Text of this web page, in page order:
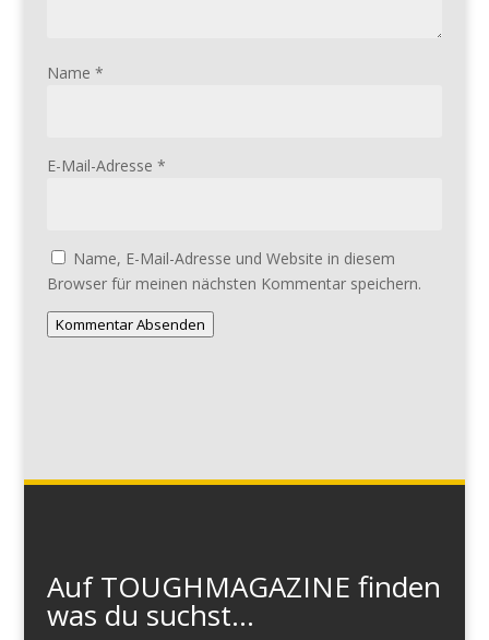
Name *
E-Mail-Adresse *
Name, E-Mail-Adresse und Website in diesem
Browser für meinen nächsten Kommentar speichern.
Kommentar Absenden
Auf TOUGHMAGAZINE finden
was du suchst...